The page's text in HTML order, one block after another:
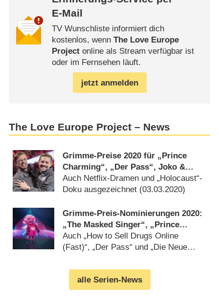
E-Mail
TV Wunschliste informiert dich
kostenlos, wenn The Love Europe
Projectonline als Stream verfügbar ist
oder im Fernsehen läuft.
jetzt anmelden
The Love Europe Project – News
Grimme-Preise 2020 für „Prince
Charming“, „Der Pass“, Joko &
Klaas
Auch Netflix-Dramen und „Holocaust“-
Doku ausgezeichnet (03.03.2020)
Grimme-Preis-Nominierungen 2020:
„The Masked Singer“, „Prince
Charming“, „Andere Eltern“
Auch „How to Sell Drugs Online
(Fast)“, „Der Pass“ und „Die Neue
alle Serien-News